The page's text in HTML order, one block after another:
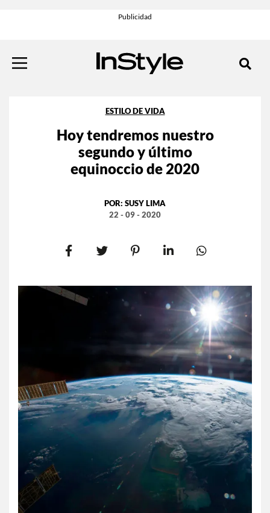
ESTILO DE VIDA
Hoy tendremos nuestro
segundo y último
equinoccio de 2020
POR: SUSY LIMA
22 - 09 - 2020